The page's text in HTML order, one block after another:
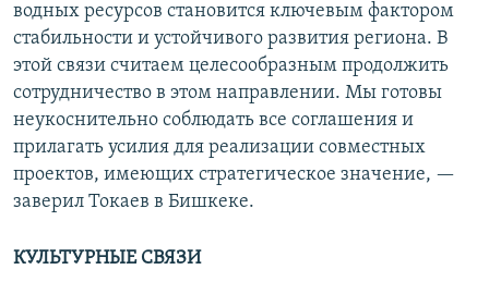
водных ресурсов становится ключевым фактором
стабильности и устойчивого развития региона. В
этой связи считаем целесообразным продолжить
сотрудничество в этом направлении. Мы готовы
неукоснительно соблюдать все соглашения и
прилагать усилия для реализации совместных
проектов, имеющих стратегическое значение, —
заверил Токаев в Бишкеке.
КУЛЬТУРНЫЕ СВЯЗИ